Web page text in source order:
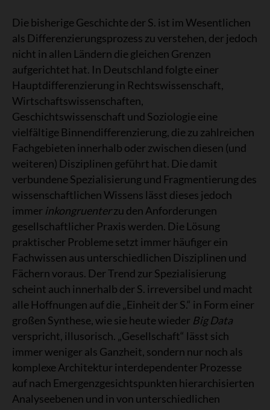
Die bisherige Geschichte der S. ist im Wesentlichen
als Differenzierungsprozess zu verstehen, der jedoch
nicht in allen Ländern die gleichen Grenzen
aufgerichtet hat. In Deutschland folgte einer
Hauptdifferenzierung in Rechtswissenschaft,
Wirtschaftswissenschaften,
Geschichtswissenschaft und Soziologie eine
vielfältige Binnendifferenzierung, die zu zahlreichen
Fachgebieten innerhalb oder zwischen diesen (und
weiteren) Disziplinen geführt hat. Die damit
verbundene Spezialisierung und Fragmentierung des
wissenschaftlichen Wissens lässt dieses jedoch
immer inkongruenterzu den Anforderungen
gesellschaftlicher Praxis werden. Die Lösung
praktischer Probleme setzt immer häufiger ein
Fachwissen aus unterschiedlichen Disziplinen und
Fächern voraus. Der Trend zur Spezialisierung
scheint auch innerhalb der S. irreversibel und macht
alle Hoffnungen auf die „Einheit der S.“ in Form einer
großen Synthese, wie sie heute wieder Big Data
verspricht, illusorisch. „Gesellschaft“ lässt sich
immer weniger als Ganzheit, sondern nur noch als
komplexe Architektur interdependenter Prozesse
auf nach Emergenzgesichtspunkten hierarchisierten
Analyseebenen und in von unterschiedlichen